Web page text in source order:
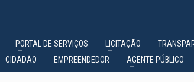
PORTAL DE SERVIÇOS LICITAÇÃO
CIDADÃO EMPREENDEDOR AGENTE PÚBLICO